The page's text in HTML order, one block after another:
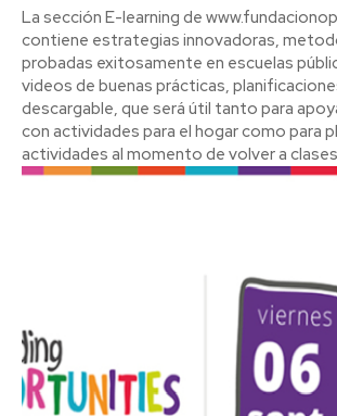
La sección E-learning de
contiene estrategias innovadoras,
probadas exitosamente en escuelas
videos de buenas prácticas,
descargable, que será útil tanto para
con actividades para el hogar como para
actividades al momento de volver a